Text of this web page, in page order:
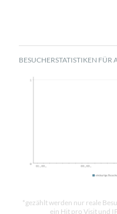
BESUCHERSTATISTIKEN FÜR
*gezählt werden nur reale
ein Hit pro Visit und